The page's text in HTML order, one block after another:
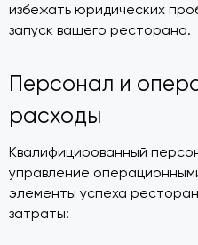
избежать юридических
запуск вашего ресторана.
Персонал и
расходы
Квалифицированный
управление
элементы успеха
затраты: